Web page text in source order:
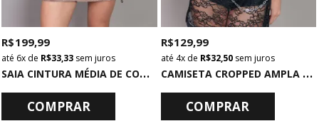
S
AIA CINTURA MÉDIA DE COTELÊ MARROM
R$ 199,99
6x de R$ 33,33 sem juros
COMPRAR
C
AMISETA CROPPED AMPLA BÁSICA PRETA
R$ 129,99
4xde R$ 32,50sem juros
COMPRAR